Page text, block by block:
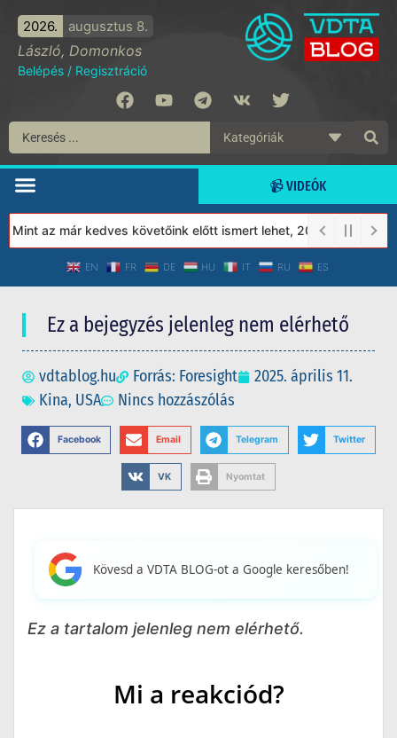
2026. augusztus 8.
László, Domonkos
Belépés / Regisztráció
📹 VIDEÓK
az már kedves követőink előtt ismert lehet, 2023-tól a Védett
EN FR DE HU IT RU ES
Ez a bejegyzés jelenleg nem elérhető
vdtablog.hu Forrás: Foresight
2025. április 11.
Kina, USA Nincs hozzászólás
Facebook Email Telegram Twitter
VK Nyomtat
Kövesd a VDTA BLOG-ot a Google keresőben!
Ez a tartalom jelenleg nem elérhető.
Mi a reakciód?